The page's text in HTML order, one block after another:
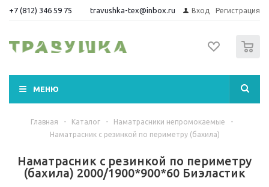
+7 (812) 346 59 75 travushka-tex@inbox.ru Вход Регистрация
МЕНЮ
Главная - Каталог - Наматрасники непромокаемые
-
Наматрасник с резинкой по периметру (бахила)
Наматрасник с резинкой по периметру
(бахила) 2000/1900*900*60 Биэластик